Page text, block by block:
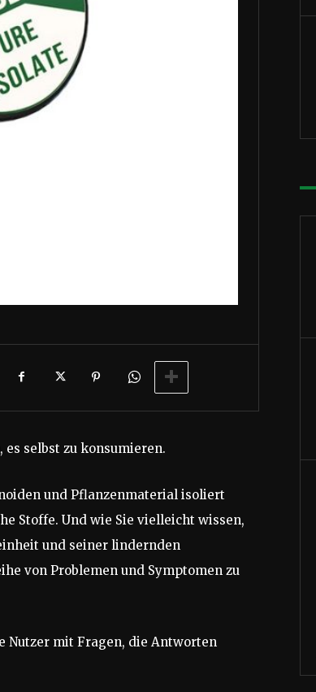
es selbst zu konsumieren.
und Pflanzenmaterial isoliert
Stoffe. Und wie Sie vielleicht wissen,
und seiner lindernden
von Problemen und Symptomen zu
Nutzer mit Fragen, die Antworten